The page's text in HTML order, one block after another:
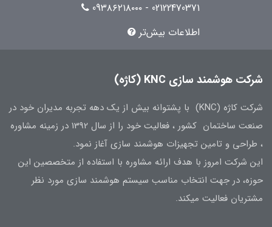
02122470371 - 09۳۸۶۲۱۸۰۰۰
اطلاعات بیش‌تر
شرکت هوشمند سازی KNC (کاژه)
شرکت کاژه (KNC) با پشتوانه بیش از یک دهه تجربه مدیران خود در
صنعت ساختمان کشور ، فعالیت خود را از سال 1392 در زمینه مشاوره
، طراحی و تامین تجهیزات هوشمند سازی آغاز نمود.
این شرکت امروز با هدف ارائه مشاوره با استفاده از متخصصین این
حوزه، در جهت انتخاب مناسب سیستم هوشمند سازی مورد نظر
مشتریان فعالیت میکند.